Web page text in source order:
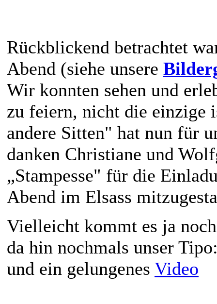
Rückblickend betrachtet
Abend (siehe unsere
Wir konnten sehen und
zu feiern, nicht die einzige
andere Sitten" hat nun für
danken Christiane und
„Stampesse" für die
Abend im Elsass
Vielleicht kommt es ja
da hin nochmals unser
und ein gelungenes Video